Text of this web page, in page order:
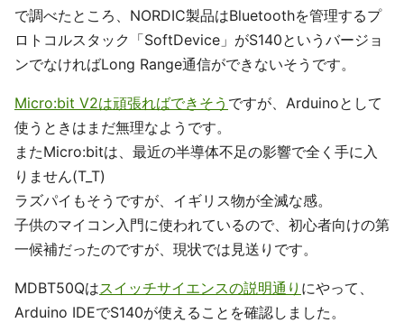
で調べたところ、NORDIC製品はBluetoothを管理するプ
ロトコルスタック「SoftDevice」がS140というバージョ
ンでなければLong Range通信ができないそうです。
Micro:bit V2は頑張ればできそう ですが、Arduinoとして
使うときはまだ無理なようです。
またMicro:bitは、最近の半導体不足の影響で全く手に入
りません(T_T)
ラズパイもそうですが、イギリス物が全滅な感。
子供のマイコン入門に使われているので、初心者向けの第
一候補だったのですが、現状では見送りです。
MDBT50Qはスイッチサイエンスの説明通り にやって、
Arduino IDEでS140が使えることを確認しました。